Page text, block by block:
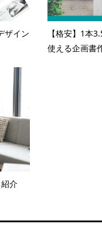
ザイン
【格安】1本
使える企画書
介